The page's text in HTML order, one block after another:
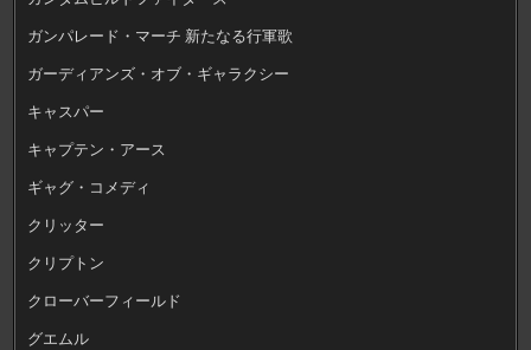
ガンパレード・マーチ 新たなる行軍歌
ガーディアンズ・オブ・ギャラクシー
キャスパー
キャプテン・アース
ギャグ・コメディ
クリッター
クリプトン
クローバーフィールド
グエムル